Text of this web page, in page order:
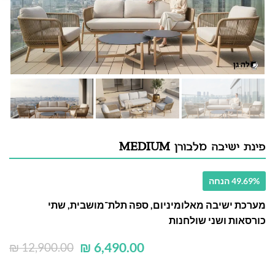
פינת ישיבה מלבורן MEDIUM
49.69% הנחה
מערכת ישיבה מאלומיניום, ספה תלת־מושבית, שתי
כורסאות ושני שולחנות
₪12,900.00 ₪ 6,490.00